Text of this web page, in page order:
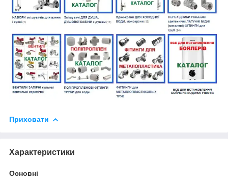
Приховати
Характеристики
Основні